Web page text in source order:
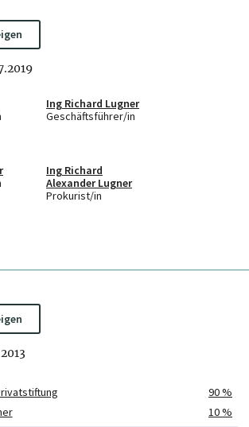
Ing Richard Lugner
Geschäftsführer/in
Ing Richard
Alexander Lugner
Prokurist/in
90 %
10 %